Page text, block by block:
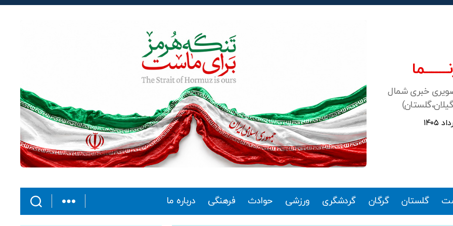
خبری شمال
گلستان گرگان گردشگری ورزشی حوادث فرهنگی درباره ما